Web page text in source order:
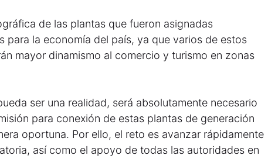
de las plantas que fueron asignadas
para la economía del país, ya que varios de estos
mayor dinamismo al comercio y turismo en zonas
ser una realidad, será absolutamente necesario
para conexión de estas plantas de generación
oportuna. Por ello, el reto es avanzar rápidamente
así como el apoyo de todas las autoridades en